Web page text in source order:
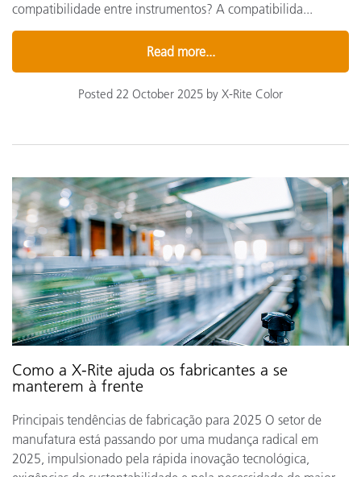
compatibilidade entre instrumentos? A compatibilida...
Read more...
Posted 22 October 2025 by X-Rite Color
Como a X-Rite ajuda os fabricantes a se
manterem à frente
Principais tendências de fabricação para 2025 O setor de
manufatura está passando por uma mudança radical em
2025, impulsionado pela rápida inovação tecnológica,